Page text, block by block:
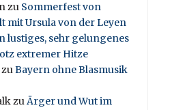
zu Sommerfest von
mit Ursula von der Leyen
lustiges, sehr gelungenes
extremer Hitze
zuBayern ohne Blasmusik
zuÄrger und Wut im